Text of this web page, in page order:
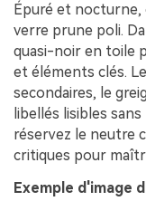
Épuré et nocturne,
verre prune poli.
quasi-noir en toile
et éléments clés.
secondaires, le
libellés lisibles
réservez le neutre
critiques pour
Exemple d'image